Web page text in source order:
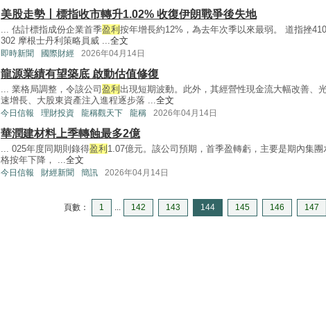
美股走勢丨標指收市轉升1.02% 收復伊朗戰爭後失地
... 估計標指成份企業首季盈利 按年增長約12%，為去年次季以來最弱。 道指挫
302 摩根士丹利策略員威 ...全文
即時新聞 國際財經 2026年04月14日
龍源業績有望築底 啟動估值修復
... 業格局調整，令該公司 盈利 出現短期波動。此外，其經營性現金流大幅改善、
速增長、大股東資產注入進程逐步落 ...全文
今日信報 理財投資 龍稱觀天下 龍稱 2026年04月14日
華潤建材料上季轉蝕最多2億
... 025年度同期則錄得盈利 1.07億元。該公司預期，首季盈轉虧，主要是期內集
格按年下降， ...全文
今日信報 財經新聞 簡訊 2026年04月14日
頁數： 1 ... 142 143 144 145 146 147